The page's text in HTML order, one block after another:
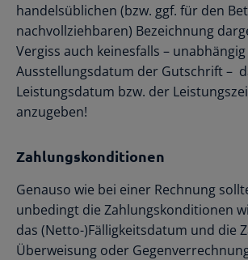
handelsüblichen (bzw. ggf. für den
nachvollziehbaren) Bezeichnung
Vergiss auch keinesfalls –
Ausstellungsdatum der Gutschrift –
Leistungsdatum bzw. der
anzugeben!
Zahlungskonditionen
Genauso wie bei einer Rechnung
unbedingt die Zahlungskonditionen
das (Netto-)Fälligkeitsdatum und die
Überweisung oder